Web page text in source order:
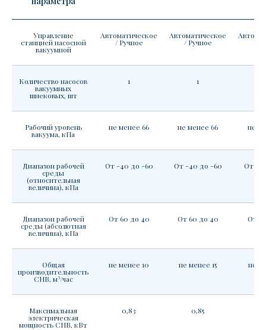
Управление
станцией насосной
вакуумной
Автоматическое
/ Ручное
Автоматическое
/ Ручное
Количество насосов
вакуумных
шнековых, шт
1 1
Рабочий уровень
вакуума, кПа
не менее 66 не менее 66 не
Диапазон рабочей
среды
(относительная
величина), кПа
От -40 до -60 От -40 до -60 От -
Диапазон рабочей
среды (абсолютная
величина), кПа
От 60 до 40 От 60 до 40 От
Общая
производительность
СНВ, м³/час
не менее 10 не менее 15 не
Максимальная
электрическая
мощность СНВ, кВт
0,83 0,85